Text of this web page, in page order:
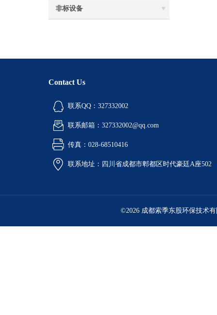
非标设备
Contact Us
联系QQ：327332002
联系邮箱：327332002@qq.com
传真：028-68510416
联系地址：四川省成都市郫都区时代豪廷A座502
©2026 成都索季东股环保技术